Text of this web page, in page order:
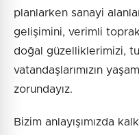
planlarken sanayi
gelişimini, verimli
doğal güzelliklerimizi,
vatandaşlarımızın
zorundayız.
Bizim anlayışımızda